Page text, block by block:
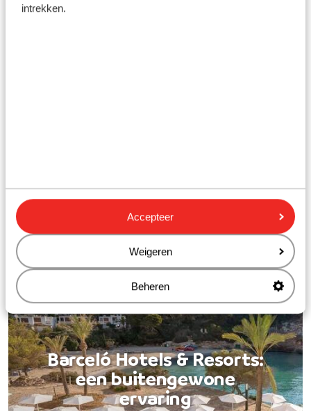
intrekken.
Accepteer
Weigeren
Beheren
Barceló Hotels & Resorts:
een buitengewone
ervaring